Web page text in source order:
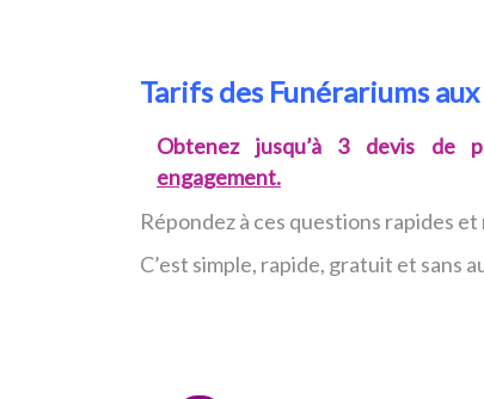
Tarifs des Funérariums
Obtenez jusqu’à 3 devis de
engagement.
Répondez à ces questions rapides
C’est simple, rapide, gratuit et sans